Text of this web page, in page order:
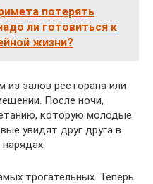
потерять
ли готовиться к
жизни?
из залов ресторана или
После ночи,
которую молодые
увидят друг друга в
трогательных. Теперь